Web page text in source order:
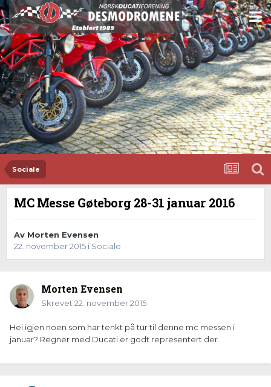
Sociale
MC Messe Gøteborg 28-31 januar 2016
Av Morten Evensen
22. november 2015 i Sociale
Morten Evensen
Skrevet22. november 2015
Hei igjen noen som har tenkt på tur til denne mc messen i
januar? Regner med Ducati er godt representert der.